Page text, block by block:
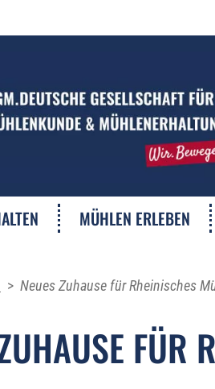
MÜHLEN ERLEBEN
> Neues Zuhause für Rheinisches
FÜR